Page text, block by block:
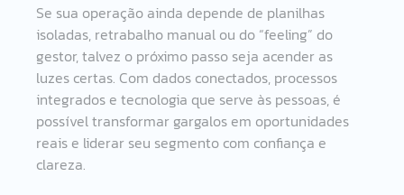
Se sua operação ainda depende de planilhas
isoladas, retrabalho manual ou do “feeling” do
gestor, talvez o próximo passo seja acender as
luzes certas. Com dados conectados, processos
integrados e tecnologia que serve às pessoas, é
possível transformar gargalos em oportunidades
reais e liderar seu segmento com confiança e
clareza.